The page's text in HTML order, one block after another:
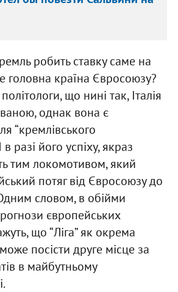
робить ставку саме на
головна країна Євросоюзу?
що нині так, Італія
однак вона є
“кремлівського
разі його успіху, якраз
тим локомотивом, який
потяг від Євросоюзу до
словом, в обійми
європейських
що “Ліга” як окрема
посісти друге місце за
в майбутньому